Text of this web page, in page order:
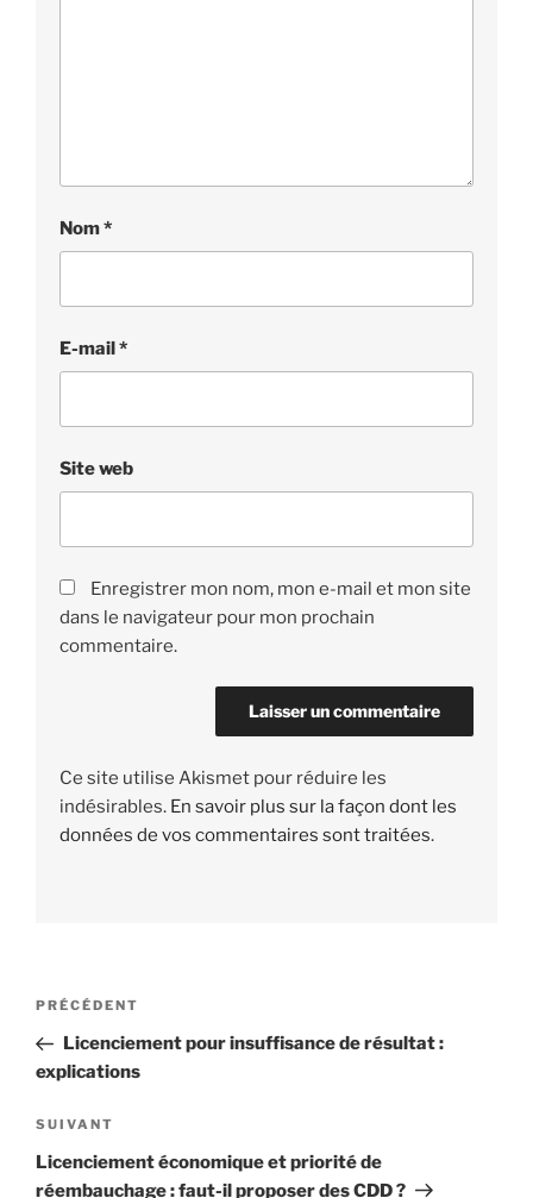
Nom*
E-mail*
Site web
Enregistrer mon nom, mon e-mail et mon site
dans le navigateur pour mon prochain
commentaire.
Ce site utilise Akismet pour réduire les
indésirables. En savoir plus sur la façon dont les
données de vos commentaires sont traitées.
Navigation
l’article
Article
précédent
PRÉCÉDENT
Licenciement pour insuffisance de résultat :
explications
Article
suivant
SUIVANT
Licenciement économique et priorité de
réembauchage : faut-il proposer des CDD ?